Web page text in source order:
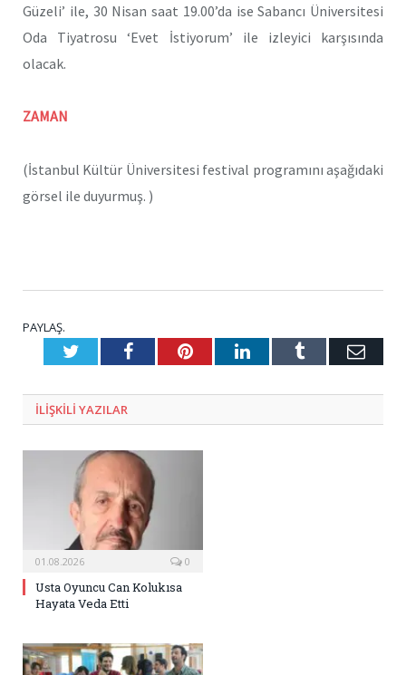
Güzeli’ ile, 30 Nisan saat 19.00’da ise Sabancı Üniversitesi
Oda Tiyatrosu ‘Evet İstiyorum’ ile izleyici karşısında
olacak.
ZAMAN
(İstanbul Kültür Üniversitesi festival programını aşağıdaki
görsel ile duyurmuş. )
PAYLAŞ.
TwitterFacebookPinterestLinkedInTumblr E-
ILIŞKILI YAZILAR
01.08.2026 0
Usta Oyuncu Can Kolukısa
Hayata Veda Etti